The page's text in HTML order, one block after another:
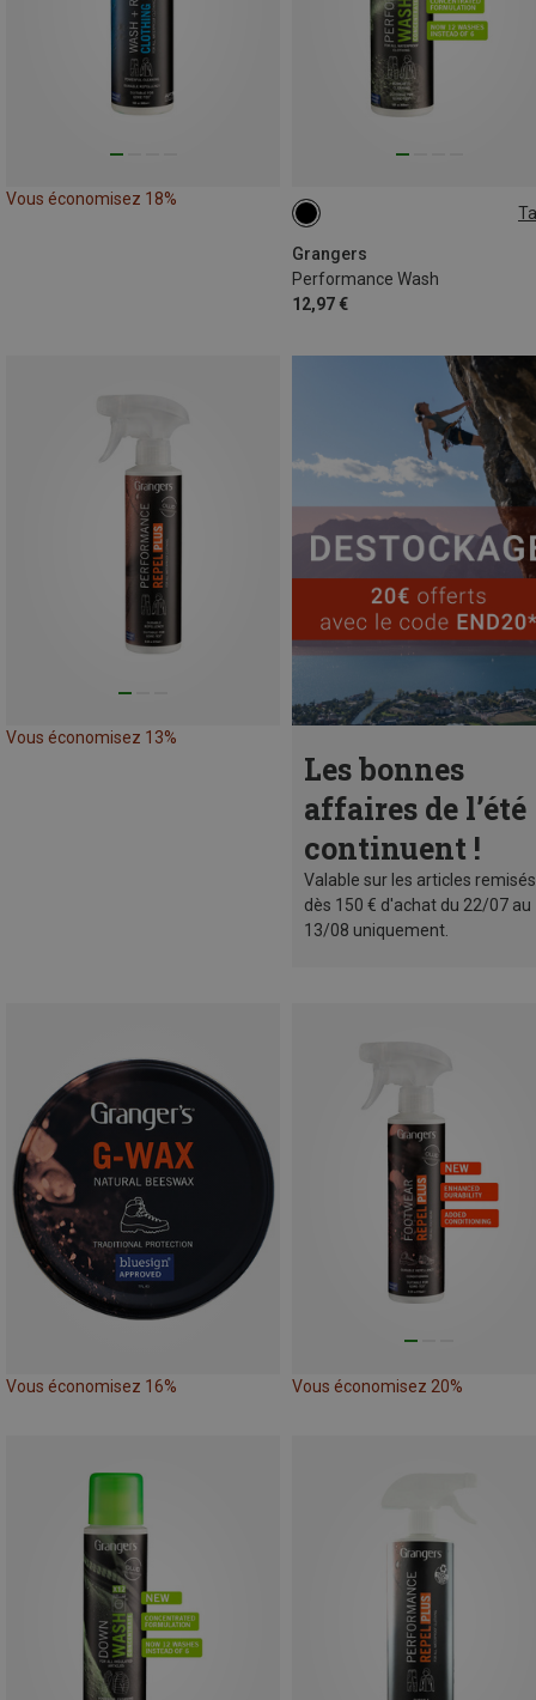
Vous économisez 18%
Grangers
Performance Wash
12,97 €
300 ML
Vous économisez 13%
Les bonnes
affaires de l’été
continuent !
Valable sur les articles remisés
dès 150 € d'achat du 22/07 au
13/08 uniquement.
Vous économisez 16% Vous économisez 20%